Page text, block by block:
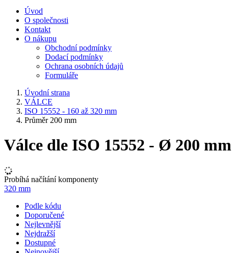
Úvod
O společnosti
Kontakt
O nákupu
Obchodní podmínky
Dodací podmínky
Ochrana osobních údajů
Formuláře
Úvodní strana
VÁLCE
ISO 15552 - 160 až 320 mm
Průměr 200 mm
Válce dle ISO 15552 - Ø 200 mm
Probíhá načítání komponenty
320 mm
Podle kódu
Doporučené
Nejlevnější
Nejdražší
Dostupné